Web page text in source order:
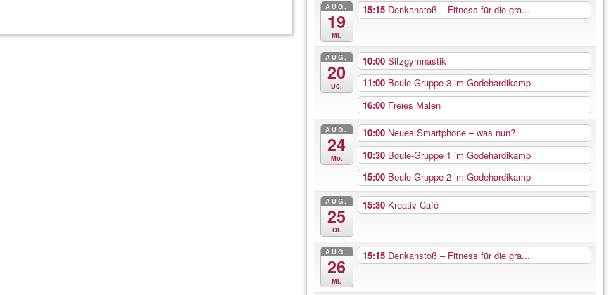
AUG.
19
Mi.
15:15 Denkanstoß – Fitness für die gra...
AUG.
20
Do.
10:00 Sitzgymnastik
11:00 Boule-Gruppe 3 im Godehardikamp
16:00 Freies Malen
AUG.
24
Mo.
10:00 Neues Smartphone – was nun?
10:30 Boule-Gruppe 1 im Godehardikamp
15:00 Boule-Gruppe 2 im Godehardikamp
AUG.
25
Di.
15:30 Kreativ-Café
AUG.
26
Mi.
15:15 Denkanstoß – Fitness für die gra...